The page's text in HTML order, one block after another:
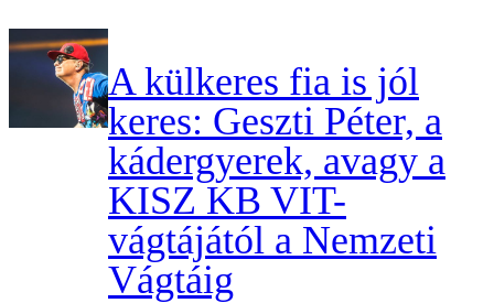
A külkeres fia is jól
keres: Geszti Péter, a
kádergyerek, avagy a
KISZ KB VIT-
vágtájától a Nemzeti
Vágtáig